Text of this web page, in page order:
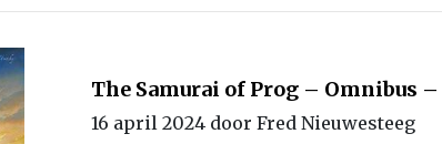
The Samurai of Prog – Omnibus –
16 april 2024 door Fred Nieuwesteeg